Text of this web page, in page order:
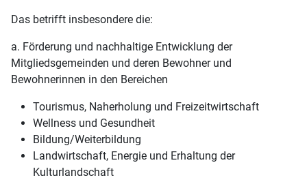
Das betrifft insbesondere die:
a. Förderung und nachhaltige Entwicklung der
Mitgliedsgemeinden und deren Bewohner und
Bewohnerinnen in den Bereichen
Tourismus, Naherholung und Freizeitwirtschaft
Wellness und Gesundheit
Bildung/Weiterbildung
Landwirtschaft, Energie und Erhaltung der
Kulturlandschaft